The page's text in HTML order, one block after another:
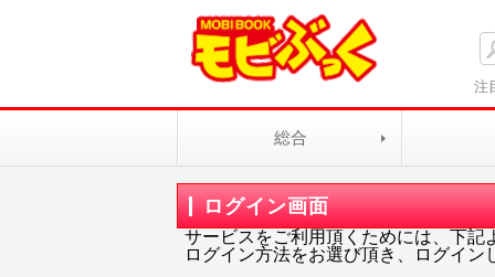
注
総合
ログイン画面
サービスをご利用頂くためには、下記
ログイン方法をお選び頂き、ログイン